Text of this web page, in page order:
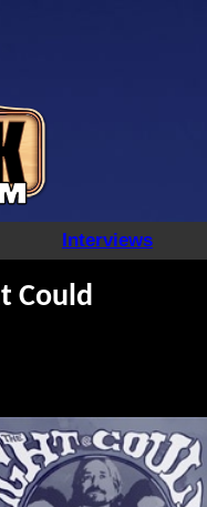
Interviews
Could